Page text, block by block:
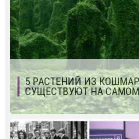
5 РАСТЕНИЙ ИЗ
СУЩЕСТВУЮТ НА